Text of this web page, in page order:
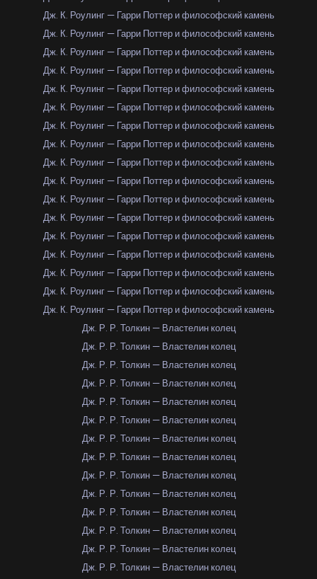
Дж. К. Роулинг — Гарри Поттер и философский камень
Дж. К. Роулинг — Гарри Поттер и философский камень
Дж. К. Роулинг — Гарри Поттер и философский камень
Дж. К. Роулинг — Гарри Поттер и философский камень
Дж. К. Роулинг — Гарри Поттер и философский камень
Дж. К. Роулинг — Гарри Поттер и философский камень
Дж. К. Роулинг — Гарри Поттер и философский камень
Дж. К. Роулинг — Гарри Поттер и философский камень
Дж. К. Роулинг — Гарри Поттер и философский камень
Дж. К. Роулинг — Гарри Поттер и философский камень
Дж. К. Роулинг — Гарри Поттер и философский камень
Дж. К. Роулинг — Гарри Поттер и философский камень
Дж. К. Роулинг — Гарри Поттер и философский камень
Дж. К. Роулинг — Гарри Поттер и философский камень
Дж. К. Роулинг — Гарри Поттер и философский камень
Дж. К. Роулинг — Гарри Поттер и философский камень
Дж. К. Роулинг — Гарри Поттер и философский камень
Дж. Р. Р. Толкин — Властелин колец
Дж. Р. Р. Толкин — Властелин колец
Дж. Р. Р. Толкин — Властелин колец
Дж. Р. Р. Толкин — Властелин колец
Дж. Р. Р. Толкин — Властелин колец
Дж. Р. Р. Толкин — Властелин колец
Дж. Р. Р. Толкин — Властелин колец
Дж. Р. Р. Толкин — Властелин колец
Дж. Р. Р. Толкин — Властелин колец
Дж. Р. Р. Толкин — Властелин колец
Дж. Р. Р. Толкин — Властелин колец
Дж. Р. Р. Толкин — Властелин колец
Дж. Р. Р. Толкин — Властелин колец
Дж. Р. Р. Толкин — Властелин колец